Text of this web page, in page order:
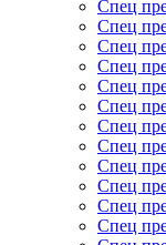
Спец
Спец
Спец
Спец
Спец
Спец
Спец
Спец
Спец
Спец
Спец
Спец